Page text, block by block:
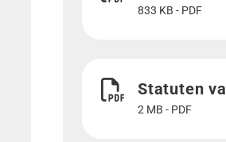
833 KB - PDF
Statuten
2 MB - PDF